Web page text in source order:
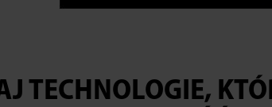
TECHNOLOGIE,